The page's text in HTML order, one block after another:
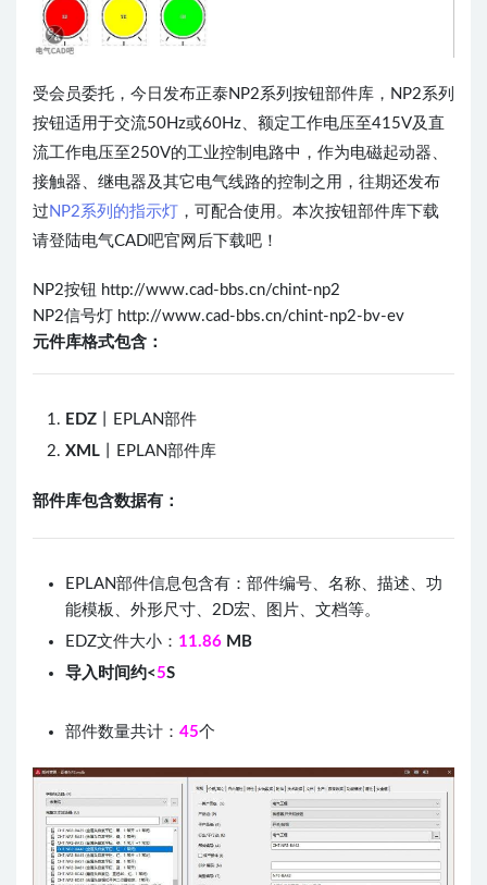
受会员委托，今日发布正泰NP2系列按钮部件库，NP2系列
按钮适用于交流50Hz或60Hz、额定工作电压至415V及直
流工作电压至250V的工业控制电路中，作为电磁起动器、
接触器、继电器及其它电气线路的控制之用，往期还发布
过 NP2系列的指示灯 ，可配合使用。本次按钮部件库下载
请登陆电气CAD吧官网后下载吧！
NP2按钮 http://www.cad-bbs.cn/chint-np2
NP2信号灯 http://www.cad-bbs.cn/chint-np2-bv-ev
元件库格式包含：
EDZ 丨EPLAN部件
XML 丨EPLAN部件库
部件库包含数据有：
EPLAN部件信息包含有：部件编号、名称、描述、功
能模板、外形尺寸、2D宏、图片、文档等。
EDZ文件大小： 11.86 MB
导入时间约<5S
部件数量共计： 45个